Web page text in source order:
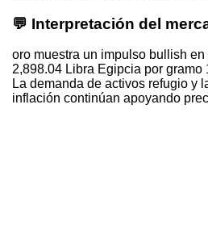
💬 Interpretación del
oro muestra un impulso bullish
2,898.04 Libra Egipcia por gramo
La demanda de activos refugio y
inflación continúan apoyando